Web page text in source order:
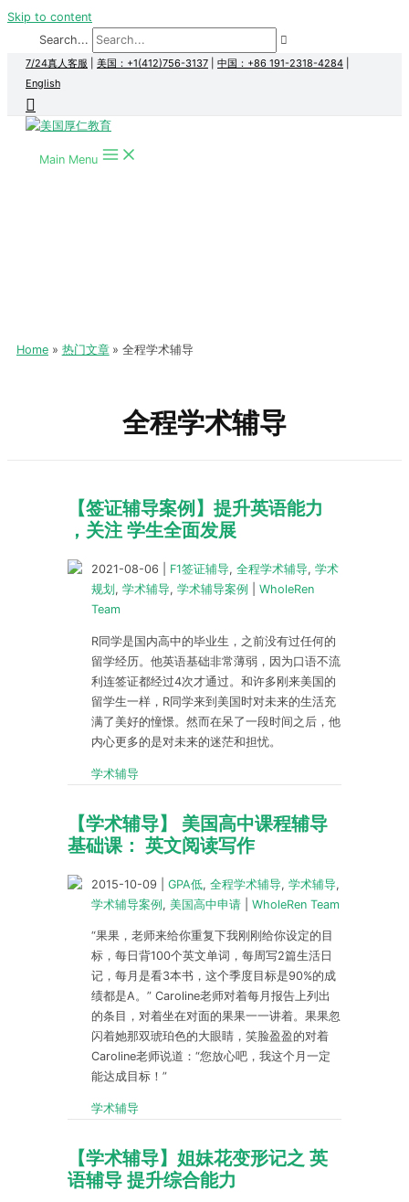
Skip to content
Search...
7/24真人客服 美国：+1(412)756-3137 中国：+86 191-2318-4284
English
Main Menu
Home 热门文章 全程学术辅导
全程学术辅导
【签证辅导案例】提升英语能力
，关注 学生全面发展
2021-08-06 F1签证辅导, 全程学术辅导, 学术
规划 , 学术辅导, 学术辅导案例
WholeRen
Team
R同学是国内高中的毕业生，之前没有过任何的
留学经历。他英语基础非常薄弱，因为口语不流
利连签证都经过4次才通过。和许多刚来美国的
留学生一样，R同学来到美国时对未来的生活充
满了美好的憧憬。然而在呆了一段时间之后，他
内心更多的是对未来的迷茫和担忧。
学术辅导
【学术辅导】 美国高中课程辅导
基础课： 英文阅读写作
2015-10-09 GPA低, 全程学术辅导, 学术辅导,
学术辅导案例, 美国高中申请 WholeRen Team
“果果，老师来给你重复下我刚刚给你设定的目
标，每日背100个英文单词，每周写2篇生活日
记，每月是看3本书，这个季度目标是90%的成
绩都是A。” Caroline老师对着每月报告上列出
的条目，对着坐在对面的果果一一讲着。果果忽
闪着她那双琥珀色的大眼睛，笑脸盈盈的对着
Caroline老师说道：“您放心吧，我这个月一定
能达成目标！”
学术辅导
【学术辅导】姐妹花变形记之 英
语辅导 提升综合能力